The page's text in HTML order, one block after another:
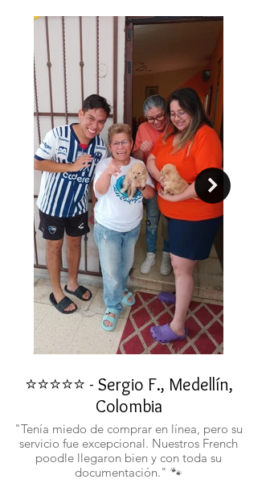
⭐⭐⭐⭐⭐ - Sergio F., Medellín,
Colombia
"Tenía miedo de comprar en línea, pero su
servicio fue excepcional. Nuestros French
poodle llegaron bien y con toda su
documentación." 🐾